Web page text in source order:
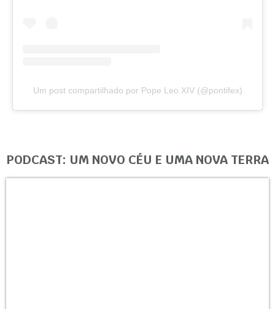
Um post compartilhado por Pope Leo XIV (@pontifex)
PODCAST: UM NOVO CÉU E UMA NOVA TERRA